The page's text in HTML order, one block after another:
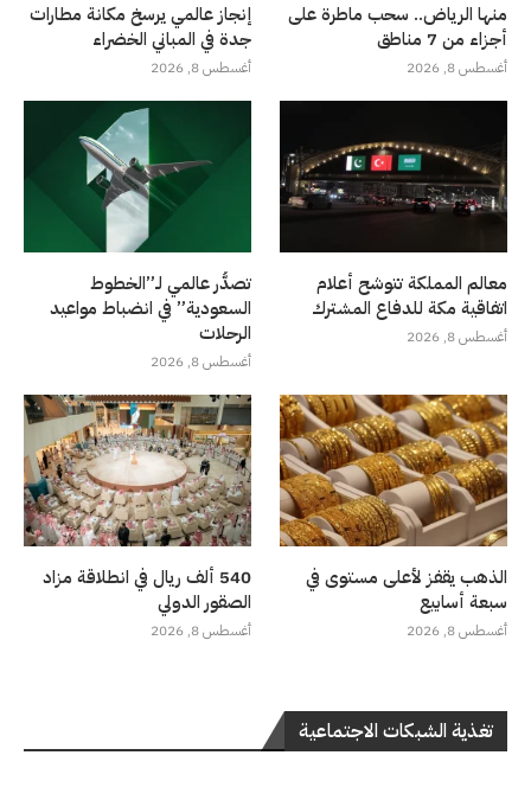
منها الرياض.. سحب ماطرة على
أجزاء من 7 مناطق
أغسطس 8, 2026
إنجاز عالمي يرسخ مكانة مطارات
جدة في المباني الخضراء
أغسطس 8, 2026
معالم المملكة تتوشح أعلام
اتفاقية مكة للدفاع المشترك
أغسطس 8, 2026
تصدُّر عالمي لـ”الخطوط
السعودية” في انضباط مواعيد
الرحلات
أغسطس 8, 2026
الذهب يقفز لأعلى مستوى في
سبعة أسابيع
أغسطس 8, 2026
540 ألف ريال في انطلاقة مزاد
الصقور الدولي
أغسطس 8, 2026
تغذية الشبكات الاجتماعية